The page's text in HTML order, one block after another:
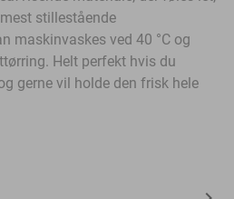
stillestående
maskinvaskes ved 40 °C og
Helt perfekt hvis du
gerne vil holde den frisk hele